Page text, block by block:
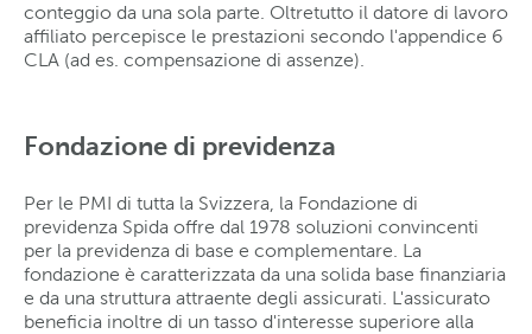
conteggio da una sola parte. Oltretutto il datore di lavoro
affiliato percepisce le prestazioni secondo l'appendice 6
CLA (ad es. compensazione di assenze).
Fondazione di previdenza
Per le PMI di tutta la Svizzera, la Fondazione di
previdenza Spida offre dal 1978 soluzioni convincenti
per la previdenza di base e complementare. La
fondazione è caratterizzata da una solida base finanziaria
e da una struttura attraente degli assicurati. L'assicurato
beneficia inoltre di un tasso d'interesse superiore alla